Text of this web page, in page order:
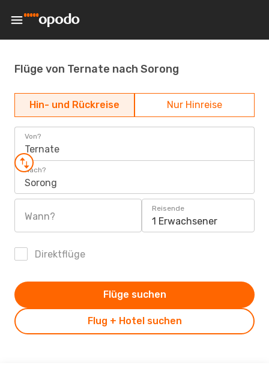
Flüge von Ternate nach Sorong
Hin- und Rückreise Nur Hinreise
Von?
Ternate
Nach?
Sorong
Wann?
Reisende
1 Erwachsener
Direktflüge
Flug + Hotel suchen
Flüge suchen